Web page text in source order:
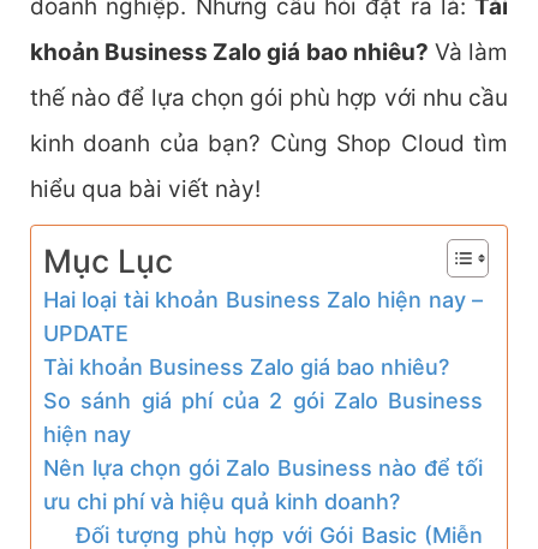
doanh nghiệp. Nhưng câu hỏi đặt ra là: Tài
khoản Business Zalo giá bao nhiêu? Và làm
thế nào để lựa chọn gói phù hợp với nhu cầu
kinh doanh của bạn? Cùng Shop Cloud tìm
hiểu qua bài viết này!
Mục Lục
Hai loại tài khoản Business Zalo hiện nay –
UPDATE
Tài khoản Business Zalo giá bao nhiêu?
So sánh giá phí của 2 gói Zalo Business
hiện nay
Nên lựa chọn gói Zalo Business nào để tối
ưu chi phí và hiệu quả kinh doanh?
Đối tượng phù hợp với Gói Basic (Miễn